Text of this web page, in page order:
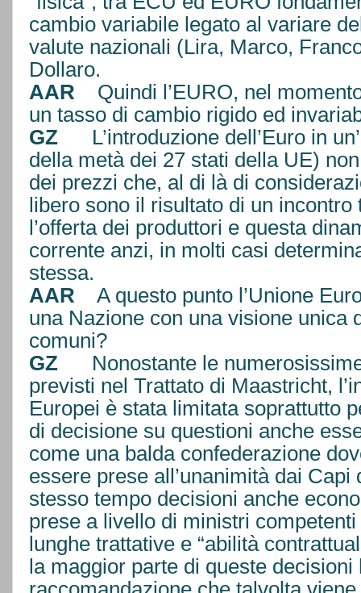
cambio variabile legato al variare
valute nazionali (Lira, Marco,
Dollaro.
AAR Quindi l’EURO, nel
un tasso di cambio rigido ed
GZ L’introduzione dell’Euro in
della metà dei 27 stati della UE)
dei prezzi che, al di là di
libero sono il risultato di un
l’offerta dei produttori e questa
corrente anzi, in molti casi
stessa.
AAR A questo punto l’Unione
una Nazione con una visione unica
comuni?
GZ Nonostante le
previsti nel Trattato di Maastricht,
Europei è stata limitata soprattutto
di decisione su questioni anche
come una balda confederazione
essere prese all’unanimità dai
stesso tempo decisioni anche
prese a livello di ministri
lunghe trattative e “abilità
la maggior parte di queste decisioni